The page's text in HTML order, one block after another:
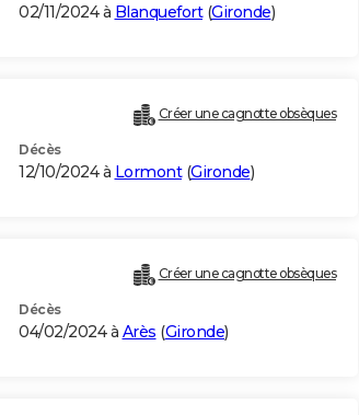
02/11/2024 à Blanquefort(Gironde)
Créer une cagnotte obsèques
Décès
12/10/2024 à Lormont(Gironde)
Créer une cagnotte obsèques
Décès
04/02/2024 à Arès (Gironde)